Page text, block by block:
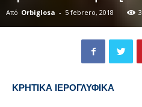
Από Orbiglosa - 5 febrero, 2018
ΚΡΗΤΙΚΑ ΙΕΡΟΓΛΥΦΙΚΑ